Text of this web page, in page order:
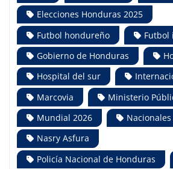
Elecciones Honduras 2025
Futbol hondureño
Futbol
Gobierno de Honduras
Hospital del sur
Marcovia
Ministerio
Mundial 2026
Nacionales
Nasry Asfura
Policía Nacional de Honduras